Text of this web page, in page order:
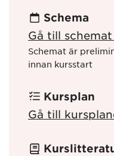
Schema
Gå till
Schemat är
innan kursstart
Kursplan
Gå till